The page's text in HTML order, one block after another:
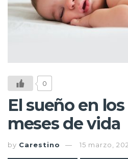
0
El sueño en
meses de vida
by Carestino 15 marzo,